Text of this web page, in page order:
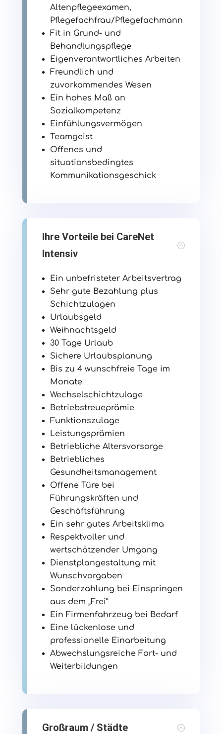
Altenpflegeexamen,
Pflegefachfrau/Pflegefachmann
Fit in Grund- und
Behandlungspflege
Eigenverantwortliches Arbeiten
Freundlich und
zuvorkommendes Wesen
Ein hohes Maß an
Sozialkompetenz
Einfühlungsvermögen
Teamgeist
Offenes und
situationsbedingtes
Kommunikationsgeschick
Ihre Vorteile bei CareNet
Intensiv
Ein unbefristeter Arbeitsvertrag
Sehr gute Bezahlung plus
Schichtzulagen
Urlaubsgeld
Weihnachtsgeld
30 Tage Urlaub
Sichere Urlaubsplanung
Bis zu 4 wunschfreie Tage im
Monate
Wechselschichtzulage
Betriebstreueprämie
Funktionszulage
Leistungsprämien
Betriebliche Altersvorsorge
Betriebliches
Gesundheitsmanagement
Offene Türe bei
Führungskräften und
Geschäftsführung
Ein sehr gutes Arbeitsklima
Respektvoller und
wertschätzender Umgang
Dienstplangestaltung mit
Wunschvorgaben
Sonderzahlung bei Einspringen
aus dem „Frei“
Ein Firmenfahrzeug bei Bedarf
Eine lückenlose und
professionelle Einarbeitung
Abwechslungsreiche Fort- und
Weiterbildungen
Großraum / Städte